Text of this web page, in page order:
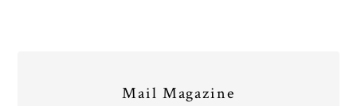
Mail Magazine